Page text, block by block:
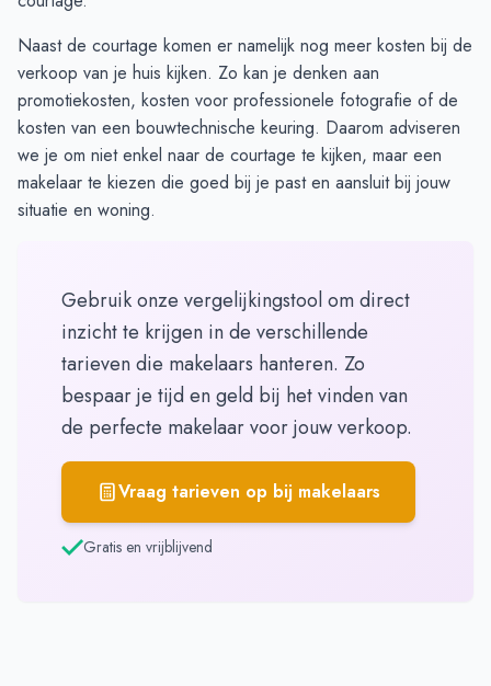
Naast de courtage komen er namelijk nog meer kosten bij de
verkoop van je huis kijken. Zo kan je denken aan
promotiekosten, kosten voor professionele fotografie of de
kosten van een bouwtechnische keuring. Daarom adviseren
we je om niet enkel naar de courtage te kijken, maar een
makelaar te kiezen die goed bij je past en aansluit bij jouw
situatie en woning.
Gebruik onze vergelijkingstool om direct
inzicht te krijgen in de verschillende
tarieven die makelaars hanteren. Zo
bespaar je tijd en geld bij het vinden van
de perfecte makelaar voor jouw verkoop.
Vraag tarieven op bij makelaars
Gratis en vrijblijvend